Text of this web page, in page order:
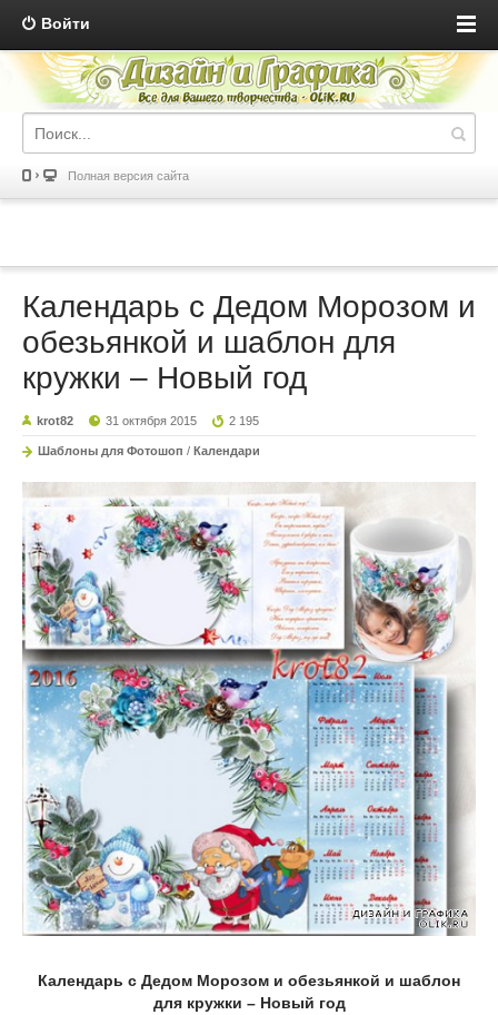
Войти
Полная версия сайта
Календарь с Дедом Морозом и
обезьянкой и шаблон для
кружки – Новый год
krot82 31 октября 2015 2 195
Шаблоны для Фотошоп / Календари
Календарь с Дедом Морозом и обезьянкой и шаблон
для кружки – Новый год